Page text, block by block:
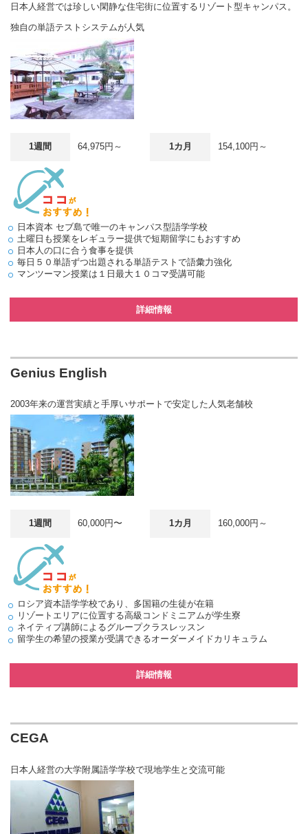
日本人経営では珍しい閑静な住宅街に位置するリゾート型キャンパス。
独自の単語テストシステムが人気
1週間 64,975円～ 1カ月 154,100円～
日本資本 セブ島で唯一のキャンパス型語学学校
土曜日も授業をレギュラー提供で短期留学にもおすすめ
日本人の口に合う食事を提供
毎日５０単語ずつ出題される単語テストで語彙力強化
マンツーマン授業は１日最大１０コマ受講可能
詳細情報
Genius English
2003年来の運営実績と手厚いサポートで安定した人気老舗校
1週間 60,000円〜 1カ月 160,000円～
ロシア資本語学学校であり、多国籍の生徒が在籍
リゾートエリアに位置する高級コンドミニアムが学生寮
ネイティブ講師によるグループクラスレッスン
留学生の希望の授業が受講できるオーダーメイドカリキュラム
詳細情報
CEGA
日本人経営の大学附属語学学校で現地学生と交流可能